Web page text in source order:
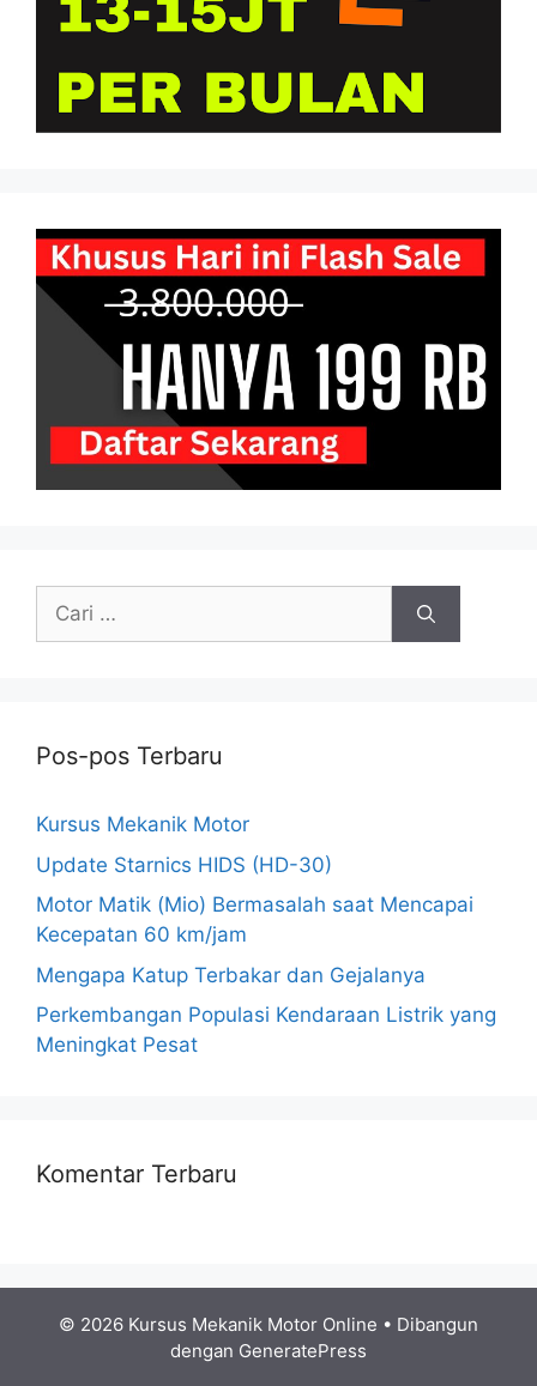
Cari
Pos-pos Terbaru
Kursus Mekanik Motor
Update Starnics HIDS (HD-30)
Motor Matik (Mio) Bermasalah saat Mencapai
Kecepatan 60 km/jam
Mengapa Katup Terbakar dan Gejalanya
Perkembangan Populasi Kendaraan Listrik yang
Meningkat Pesat
Komentar Terbaru
© 2026 Kursus Mekanik Motor Online • Dibangun
dengan GeneratePress